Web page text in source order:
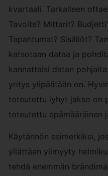
kvartaali. Tarkalleen
Tavoite? Mittarit?
Tapahtumat? Sisällöt?
katsotaan dataa ja
kannattaisi datan
yritys ylipäätään on.
toteutettu lyhyt jakso on
toteutettu epämääräinen
Käytännön esimerkiksi,
yllättäen ylimyyty
tehdä enemmän